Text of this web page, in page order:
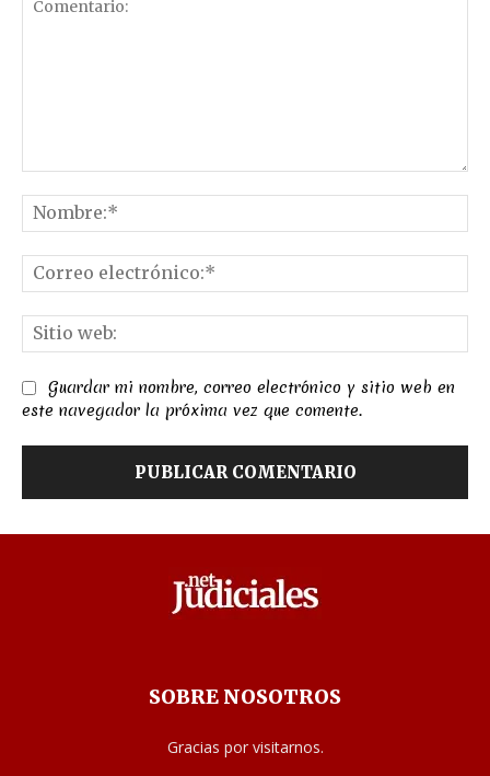
Guardar mi nombre, correo electrónico y sitio web en
este navegador la próxima vez que comente.
SOBRE NOSOTROS
Gracias por visitarnos.